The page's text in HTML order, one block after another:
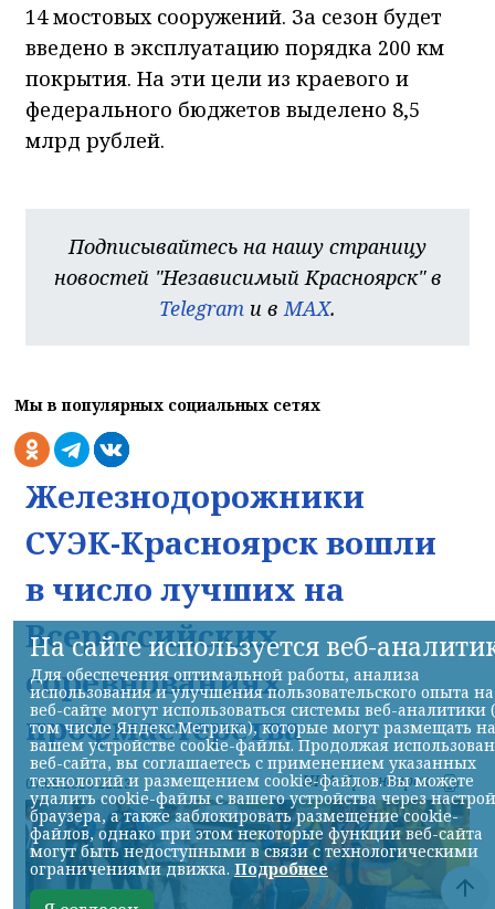
14 мостовых сооружений. За сезон будет
введено в эксплуатацию порядка 200 км
покрытия. На эти цели из краевого и
федерального бюджетов выделено 8,5
млрд рублей.
Подписывайтесь на нашу страницу
новостей "Независимый Красноярск" в
Telegram и в MAX.
Мы в популярных социальных сетях
Железнодорожники
СУЭК-Красноярск вошли
в число лучших на
Всероссийских
соревнованиях
профмастерства
07.08.2026 22:13 НИА-Красноярск
На сайте используется веб-
Для обеспечения оптимальной работы, анализа
использования и улучшения пользовательского опыта на
веб-сайте могут использоваться системы веб-аналитики
том числе Яндекс.Метрика), которые могут размещать на
вашем устройстве cookie-файлы. Продолжая
веб-сайта, вы соглашаетесь с применением указанных
технологий и размещением cookie-файлов. Вы можете
удалить cookie-файлы с вашего устройства через
браузера, а также заблокировать размещение cookie-
файлов, однако при этом некоторые функции веб-сайта
могут быть недоступными в связи с технологическими
ограничениями движка. Подробнее